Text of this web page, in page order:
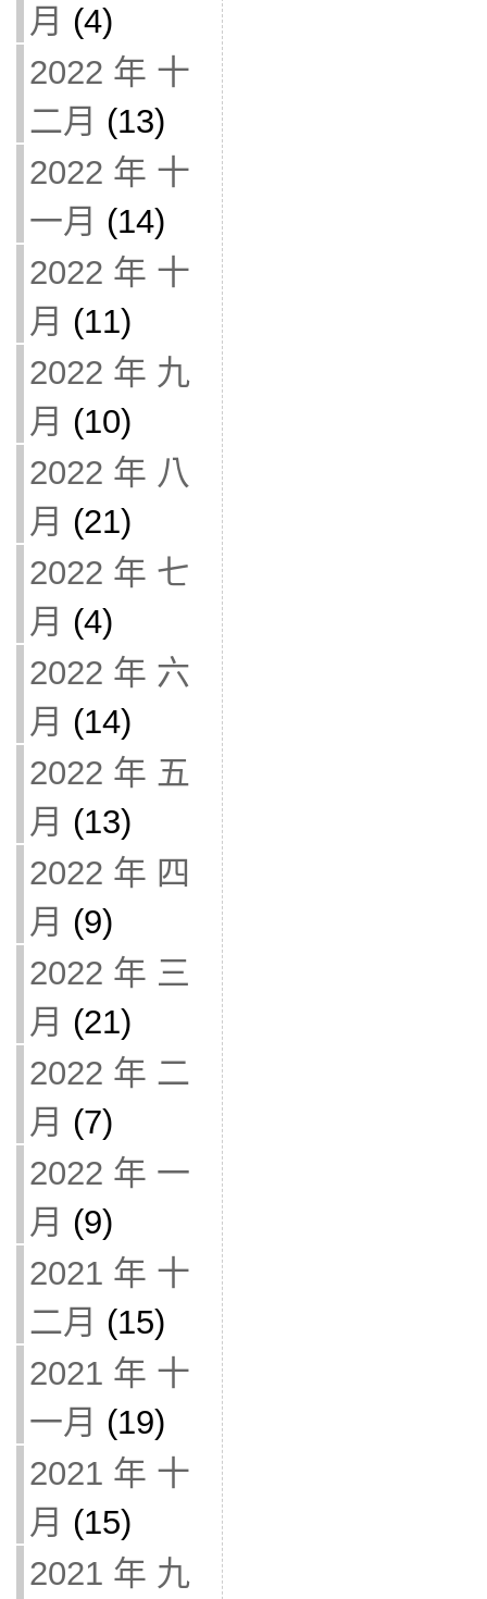
月 (4)
2022 年 十
二月 (13)
2022 年 十
一月 (14)
2022 年 十
月 (11)
2022 年 九
月 (10)
2022 年 八
月 (21)
2022 年 七
月 (4)
2022 年 六
月 (14)
2022 年 五
月 (13)
2022 年 四
月 (9)
2022 年 三
月 (21)
2022 年 二
月 (7)
2022 年 一
月 (9)
2021 年 十
二月 (15)
2021 年 十
一月 (19)
2021 年 十
月 (15)
2021 年 九